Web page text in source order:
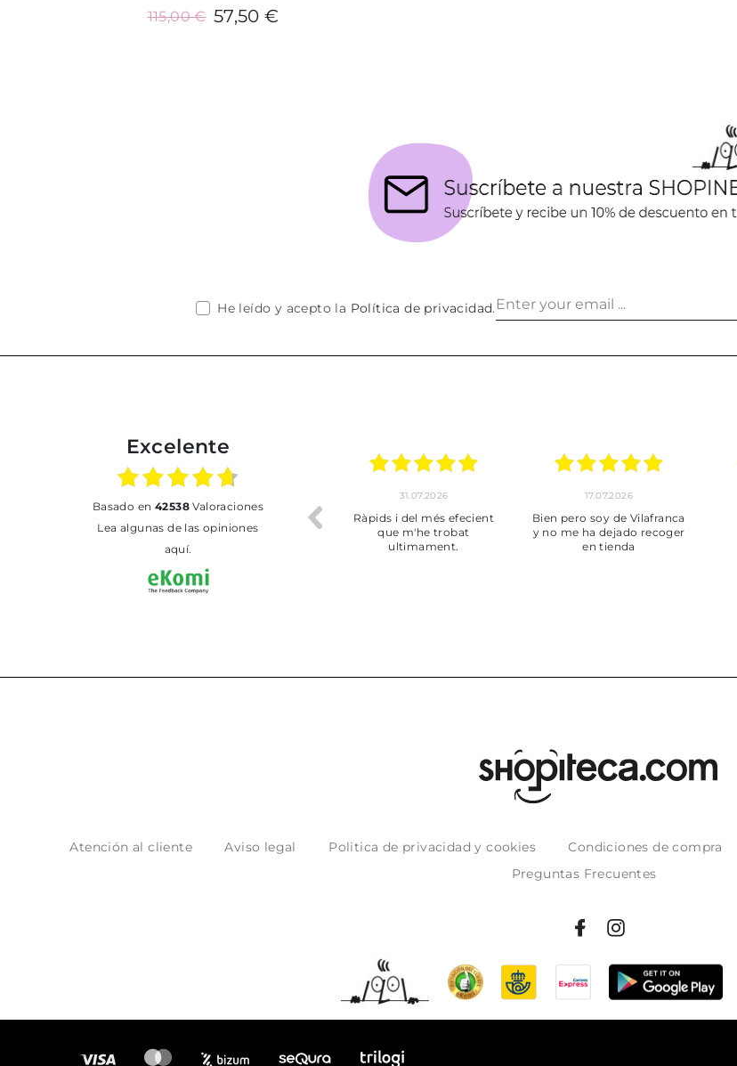
57,50 €
115,00 €
He leído y acepto la Política de privacidad.
Excelente
basado en 42538Valoraciones
Lea algunas de las opiniones
aquí.
30.06.2026
Tot perfecte
24.06.2026
***
Atención al cliente Aviso legal Politica de privacidad y cookies Condiciones de compra
Preguntas Frecuentes